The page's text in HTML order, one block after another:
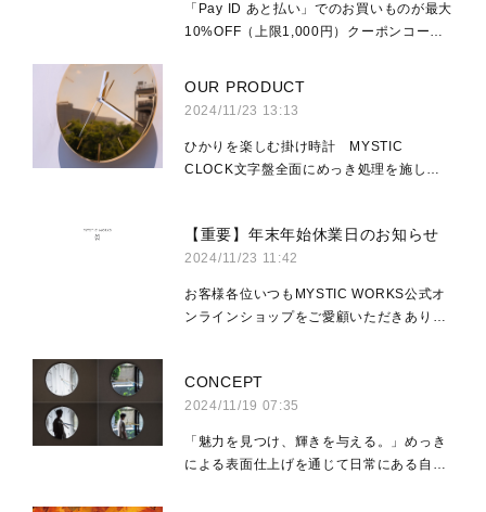
「Pay ID あと払い」でのお買いものが最大
10%OFF（上限1,000円）クーポンコー
OUR PRODUCT
2024/11/23 13:13
ひかりを楽しむ掛け時計 MYSTIC
CLOCK文字盤全面にめっき処理を施し
surface entirely finished with our
signature metal plating....
【重要】年末年始休業日のお知らせ
2024/11/23 11:42
お客様各位いつもMYSTIC WORKS公式オ
ンラインショップをご愛顧いただきありが
期間中、商品の出荷をお休みいたします。
期間中は、イ...
CONCEPT
2024/11/19 07:35
「魅力を見つけ、輝きを与える。」めっき
による表面仕上げを通じて日常にある自然